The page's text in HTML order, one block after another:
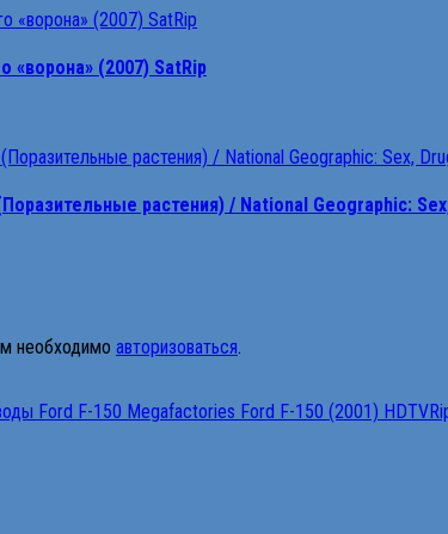
«ворона» (2007) SatRip
растения) / National Geographic:
необходимо авторизоваться.
Ford F-150 Megafactories Ford F-150 (2001)